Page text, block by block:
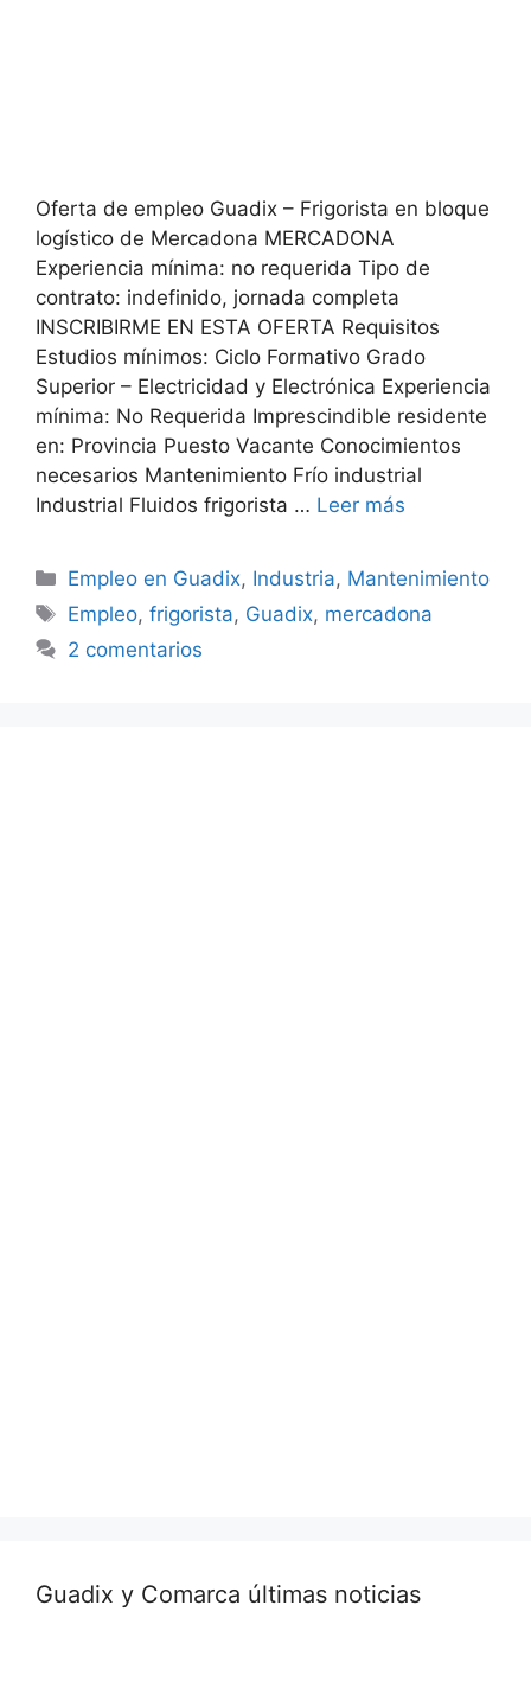
Oferta de empleo Guadix – Frigorista en bloque
logístico de Mercadona MERCADONA
Experiencia mínima: no requerida Tipo de
contrato: indefinido, jornada completa
INSCRIBIRME EN ESTA OFERTA Requisitos
Estudios mínimos: Ciclo Formativo Grado
Superior – Electricidad y Electrónica Experiencia
mínima: No Requerida Imprescindible residente
en: Provincia Puesto Vacante Conocimientos
necesarios Mantenimiento Frío industrial
Industrial Fluidos frigorista … Leer más
Categorías
Empleo en Guadix, Industria, Mantenimiento
Etiquetas
Empleo,frigorista, Guadix, mercadona
2 comentarios
Guadix y Comarca últimas noticias